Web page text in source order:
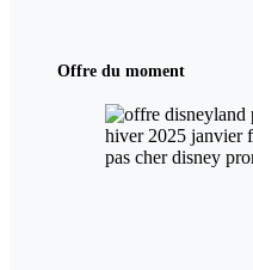
Offre du moment